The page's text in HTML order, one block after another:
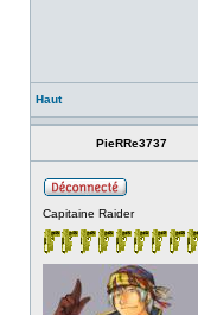
Haut
PieRRe3737
Capitaine Raider